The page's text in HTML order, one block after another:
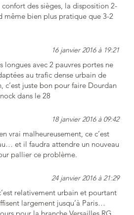
des sièges, la disposition 2-
même bien plus pratique que 3-2
16 janvier 2016 à 19:21
longues avec 2 pauvres portes ne
au trafic dense urbain de
c’est juste bon pour faire Dourdan
dans le 28
18 janvier 2016 à 09:42
vrai malheureusement, ce c’est
et il faudra attendre un nouveau
pallier ce problème.
24 janvier 2016 à 21:29
relativement urbain et pourtant
largement jusqu’à Paris…
pour la branche Versailles RG,